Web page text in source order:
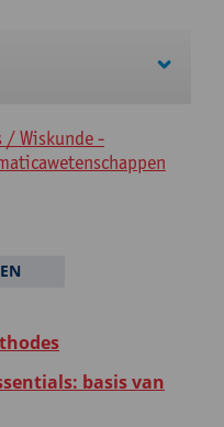
/ Wiskunde -
basis van